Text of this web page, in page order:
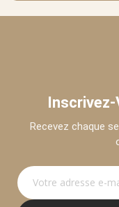
Recevez chaque